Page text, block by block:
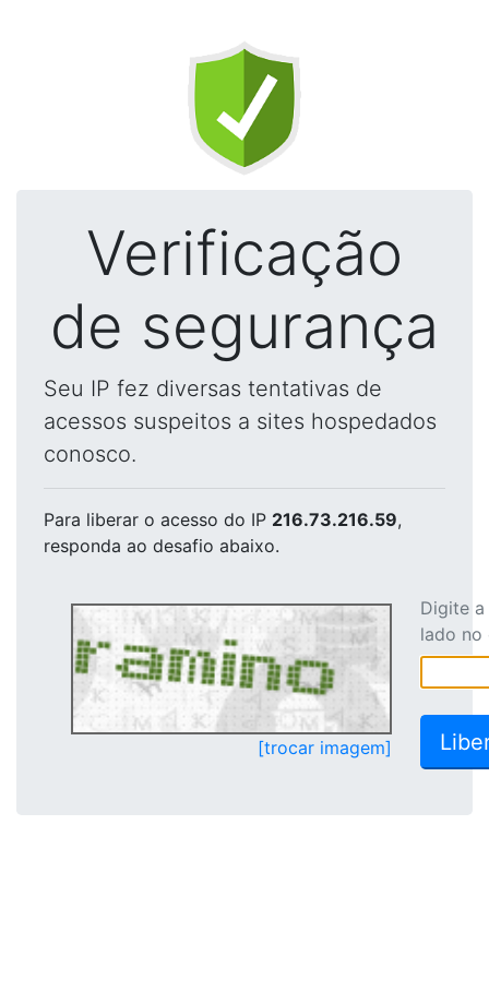
Verificação
de segurança
Seu IP fez diversas tentativas de
acessos suspeitos a sites hospedados
conosco.
Para liberar o acesso do IP 216.73.216.59,
responda ao desafio abaixo.
[trocar imagem]
Digite
lado no